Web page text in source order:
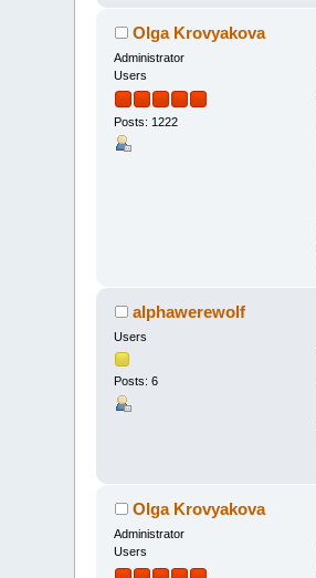
Olga Krovyakova
Administrator
Users
Posts: 1222
alphawerewolf
Users
Posts: 6
Olga Krovyakova
Administrator
Users